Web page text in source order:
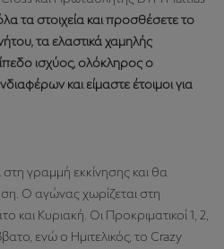
τα στοιχεία και προσθέσετε το
τα ελαστικά χαμηλής
ισχύος, ολόκληρος ο
και είμαστε έτοιμοι για
γραμμή εκκίνησης και θα
Ο αγώνας χωρίζεται στη
και Κυριακή. Οι Προκριματικοί 1, 2,
ενώ ο Ημιτελικός, το Crazy